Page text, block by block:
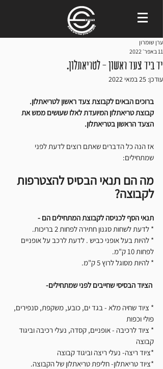
יד ביד צעד ראשון - לטריאתלון.
ערן שומרון
11 באפר׳ 2022
עודכן: 25 במאי 2022
ברוכים הבאים לקבוצת צעד ראשון לטריאתלון.
קבוצת טריאתלון המיועדת לאלו שעושים ממש את
הצעד הראשון בטריאתלון.
אז הנה כל הדברים שאתם רוצים לדעת לפני
שמתחילים:
מה הם תנאי הבסיס להצטרפות
לקבוצה?
תנאי הסף לכניסה לקבוצת המתחילים הם -
* לדעת לשחות סגנון חתירה לפחות 2 בריכות.
* להיות בעל אופני כביש . לדעת לרכב על אופניים
לפחות 10 ק"מ.
* להיות מסוגל לרוץ 5 ק"מ.
* ציוד שחיה מלא - בגד ים, כובע, משקפת, סנפירים,
פולי וכפות
* ציוד לרכיבה - אופניים, קסדה, נעלי רכיבה וביגוד
קבוצה
*ציוד ריצה- נעלי ריצה וביגוד קבוצה
*ציוד טריאתלון- חליפת טריאתלון של הקבוצה.